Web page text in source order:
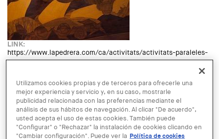
LINK:
https://www.lapedrera.com/ca/activitats/activitats-paraleles-
a-lexposicio-sobre-modernisme
Sabado, 24 Octubre, 2015 - 17:00hastaMiercoles, 28 Octubre,
2015 - 19:00
LUGAR:
Barcelona
Read moreabout Activitats paral·leles a l'exposició sobre Modernisme
Español
Utilizamos cookies propias y de terceros para ofrecerle una
mejor experiencia y servicio y, en su caso, mostrarle
publicidad relacionada con las preferencias mediante el
análisis de sus hábitos de navegación. Al clicar "De acuerdo",
usted acepta el uso de estas cookies. También puede
"Configurar" o "Rechazar" la instalación de cookies clicando en
"Cambiar configuración". Puede ver la Política de cookies